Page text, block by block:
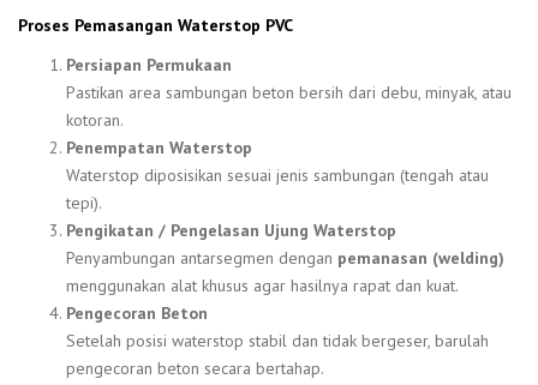
Proses Pemasangan Waterstop PVC
Persiapan Permukaan
Pastikan area sambungan beton bersih dari debu, minyak, atau
kotoran.
Penempatan Waterstop
Waterstop diposisikan sesuai jenis sambungan (tengah atau
tepi).
Pengikatan / Pengelasan Ujung Waterstop
Penyambungan antarsegmen dengan pemanasan (welding)
menggunakan alat khusus agar hasilnya rapat dan kuat.
Pengecoran Beton
Setelah posisi waterstop stabil dan tidak bergeser, barulah
pengecoran beton secara bertahap.